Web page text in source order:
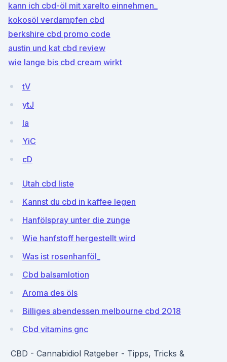
kann ich cbd-öl mit xarelto einnehmen_
kokosöl verdampfen cbd
berkshire cbd promo code
austin und kat cbd review
wie lange bis cbd cream wirkt
tV
ytJ
la
YiC
cD
Utah cbd liste
Kannst du cbd in kaffee legen
Hanfölspray unter die zunge
Wie hanfstoff hergestellt wird
Was ist rosenhanföl_
Cbd balsamlotion
Aroma des öls
Billiges abendessen melbourne cbd 2018
Cbd vitamins gnc
️ CBD - Cannabidiol Ratgeber - Tipps, Tricks &